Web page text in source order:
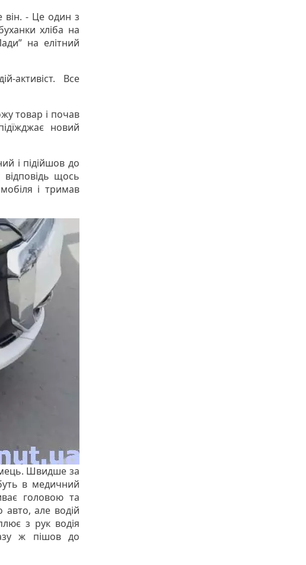
- Це один з
хліба на
на елітний
активіст. Все
товар і почав
новий
і підійшов до
щось
і тримав
Швидше за
в медичний
головою та
але водій
з рук водія
ж пішов до